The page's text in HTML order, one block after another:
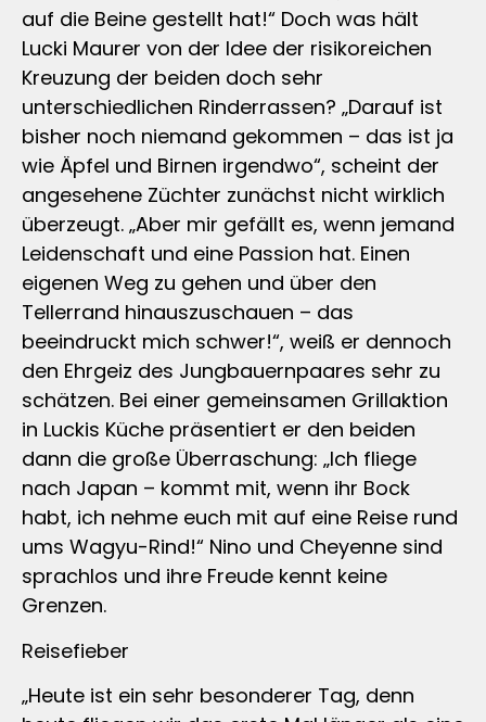
auf die Beine gestellt hat!“ Doch was hält
Lucki Maurer von der Idee der risikoreichen
Kreuzung der beiden doch sehr
unterschiedlichen Rinderrassen? „Darauf ist
bisher noch niemand gekommen – das ist ja
wie Äpfel und Birnen irgendwo“, scheint der
angesehene Züchter zunächst nicht wirklich
überzeugt. „Aber mir gefällt es, wenn jemand
Leidenschaft und eine Passion hat. Einen
eigenen Weg zu gehen und über den
Tellerrand hinauszuschauen – das
beeindruckt mich schwer!“, weiß er dennoch
den Ehrgeiz des Jungbauernpaares sehr zu
schätzen. Bei einer gemeinsamen Grillaktion
in Luckis Küche präsentiert er den beiden
dann die große Überraschung: „Ich fliege
nach Japan – kommt mit, wenn ihr Bock
habt, ich nehme euch mit auf eine Reise rund
ums Wagyu-Rind!“ Nino und Cheyenne sind
sprachlos und ihre Freude kennt keine
Grenzen.
Reisefieber
„Heute ist ein sehr besonderer Tag, denn